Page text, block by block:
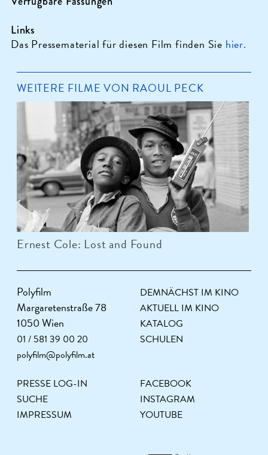
Links
Das Pressematerial für diesen Film finden Sie hier.
WEITERE FILME VON RAOUL PECK
Ernest Cole: Lost and Found
Polyfilm
Margaretenstraße 78
1050 Wien
01 / 581 39 00 20
polyfilm@polyfilm.at
DEMNÄCHST IM KINO
AKTUELL IM KINO
KATALOG
SCHULEN
PRESSE LOG-IN
SUCHE
IMPRESSUM
FACEBOOK
INSTAGRAM
YOUTUBE